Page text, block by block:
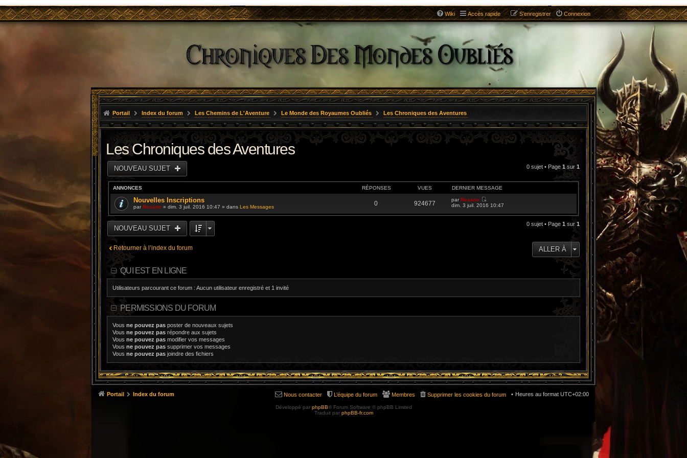
Wiki Accès rapide Connexion
S’enregistrer
Portail Index du forum Les Chemins de L'Aventure Le Monde des Royaumes Oubliés Les Chroniques des Aventures
Les Chroniques des Aventures
NOUVEAU SUJET 0 sujet • Page 1sur 1
ANNONCES RÉPONSES VUES DERNIER MESSAGE
Nouvelles Inscriptions
parResane » dim. 3 juil. 2016 10:47 » dans Les Messages 0 924677
parResane
V
i
dim. 3 juil. 2016 10:47
NOUVEAU SUJET
0 sujet • Page 1 sur 1
Retourner à l’index du forum ALLER À
QUI EST EN LIGNE
Utilisateurs parcourant ce forum : Aucun utilisateur enregistré et 1 invité
PERMISSIONS DU FORUM
Vous ne pouvez pas poster de nouveaux sujets
Vous ne pouvez pas répondre aux sujets
Vous ne pouvez pas modifier vos messages
Vous ne pouvez pas supprimer vos messages
Vous ne pouvez pas joindre des fichiers
Portail Index du forum Heures au format UTC+02:00
Supprimer les cookies du forum
Membres
L’équipe du forum
Nous contacter
Développé par phpBB® Forum Software © phpBB Limited
Traduit par phpBB-fr.com